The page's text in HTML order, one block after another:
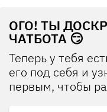
ОГО! ТЫ
ЧАТБОТА 😏
Теперь у тебя
его под себя и
первым, чтобы